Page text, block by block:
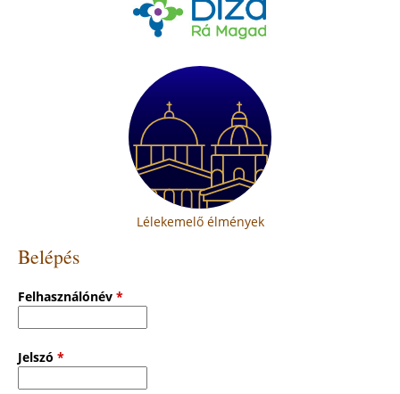
Lélekemelő élmények
Belépés
Felhasználónév *
Jelszó *